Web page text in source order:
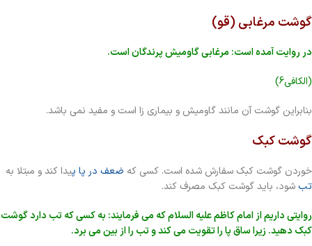
گوشت مرغابی (قو)
در روایت آمده است: مرغابی گاومیش پرندگان است.
(الکافی6)
بنابراین گوشت آن مانند گاومیش و بیماری زا است و مفید نمی باشد.
گوشت کبک
خوردن گوشت کبک سفارش شده است. کسی که ضعف در پا پیدا کند و مبتلا به
تب شود، باید گوشت کبک مصرف کند.
روایتی داریم از امام کاظم علیه السلام که می فرمایند: به کسی که تب دارد گوشت
کبک دهید. زیرا ساق پا را تقویت می کند و تب را از بین می برد.